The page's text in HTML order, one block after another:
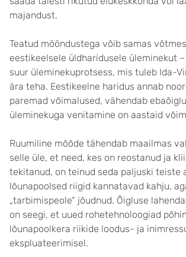
majandust.
Teatud mööndustega võib samas
eestikeelsele üldharidusele üleminekut
suur üleminekuprotsess, mis tuleb Ida-
ära teha. Eestikeelne haridus annab
paremad võimalused, vähendab
üleminekuga venitamine on aastaid
Ruumiline mõõde tähendab maailmas
selle üle, et need, kes on reostanud ja
tekitanud, on teinud seda paljuski teiste
lõunapoolsed riigid kannatavad kahju,
„tarbimispeole“ jõudnud. Õigluse
on seegi, et uued rohetehnoloogiad
lõunapoolkera riikide loodus- ja
ekspluateerimisel.